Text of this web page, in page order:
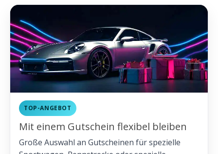
TOP-ANGEBOT
Mit einem Gutschein flexibel bleiben
Große Auswahl an Gutscheinen für spezielle